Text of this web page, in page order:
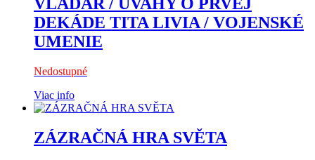
DEKÁDE TITA LIVIA / VOJENSKÉ
UMENIE
Nedostupné
Viac info
ZÁZRAČNÁ HRA SVĚTA